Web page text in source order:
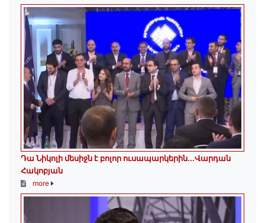
Դա Նիկոլի մեսիջն է բոլոր ուսապարկերին․․․Վարդան
Հակոբյան
more